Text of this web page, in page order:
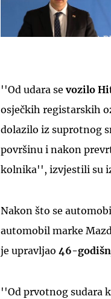
''Od udara sevozilo
osječkih registarskih
dolazilo iz suprotnog
površinu i nakon
kolnika'', izvjestili su
Nakon što se
automobil marke
je upravljao 46-
''Od prvotnog sudara